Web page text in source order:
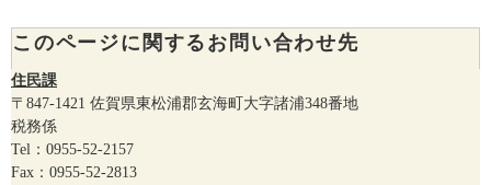
このページに関するお問い合わせ先
住民課
〒847-1421 佐賀県東松浦郡玄海町大字諸浦348番地
税務係
Tel：0955-52-2157
Fax：0955-52-2813